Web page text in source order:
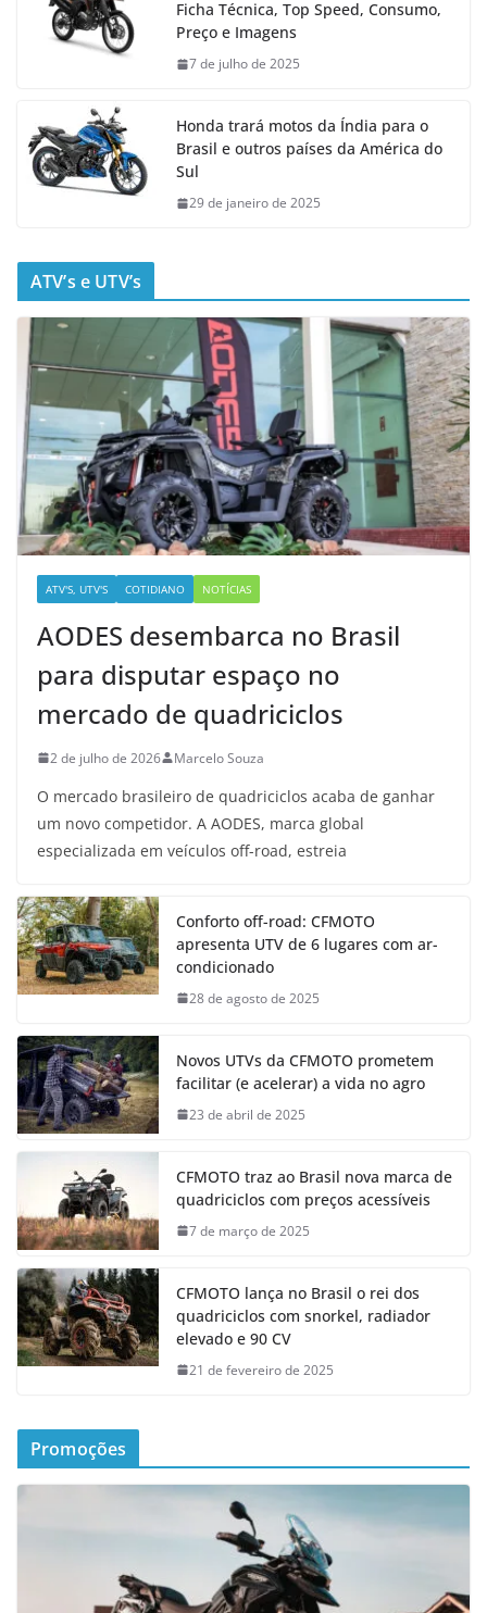
Ficha Técnica, Top Speed, Consumo,
Preço e Imagens
7 de julho de 2025
Honda trará motos da Índia para o
Brasil e outros países da América do
Sul
29 de janeiro de 2025
ATV’s e UTV’s
ATV'S, UTV'S COTIDIANO NOTÍCIAS
AODES desembarca no Brasil
para disputar espaço no
mercado de quadriciclos
2 de julho de 2026 Marcelo Souza
O mercado brasileiro de quadriciclos acaba de ganhar
um novo competidor. A AODES, marca global
especializada em veículos off-road, estreia
Conforto off-road: CFMOTO
apresenta UTV de 6 lugares com ar-
condicionado
28 de agosto de 2025
Novos UTVs da CFMOTO prometem
facilitar (e acelerar) a vida no agro
23 de abril de 2025
CFMOTO traz ao Brasil nova marca de
quadriciclos com preços acessíveis
7 de março de 2025
CFMOTO lança no Brasil o rei dos
quadriciclos com snorkel, radiador
elevado e 90 CV
21 de fevereiro de 2025
Promoções